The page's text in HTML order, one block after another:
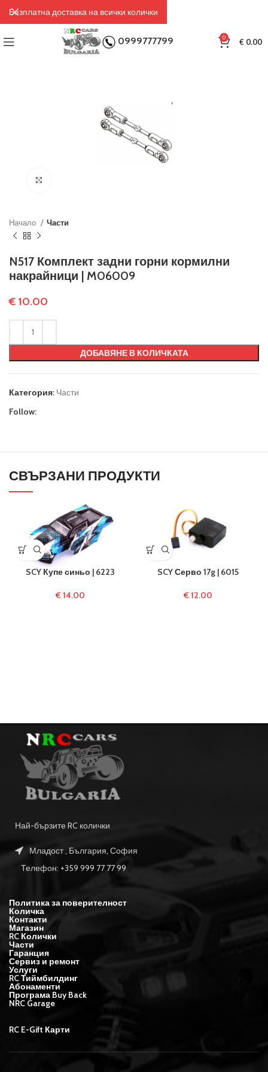
0999777799 0 €0.00
Начало Части
N517 Комплект задни горни кормилни
накрайници | M06009
€ 10.00
ДОБАВЯНЕ В КОЛИЧКАТА
Категория: Части
Follow:
СВЪРЗАНИ ПРОДУКТИ
SCY Купе синьо | 6223
€14.00
SCY Серво 17g | 6015
€12.00
Най-бързите RC колички
Младост , България, София
Телефон: +359 999 77 77 99
Политика за поверителност
Количка
Контакти
Магазин
RC Колички
Части
Гаранция
Сервиз и ремонт
Услуги
RC Тиймбилдинг
Абонаменти
Програма Buy Back
NRC Garage
RC E-Gift Карти
Безплатна доставка на всички колички